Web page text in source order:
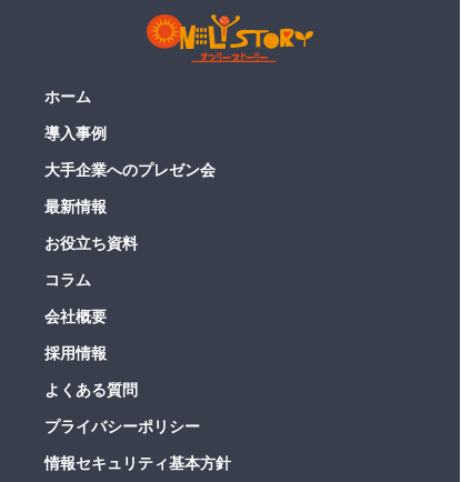
ホーム
導入事例
大手企業へのプレゼン会
最新情報
お役立ち資料
コラム
会社概要
採用情報
よくある質問
プライバシーポリシー
情報セキュリティ基本方針